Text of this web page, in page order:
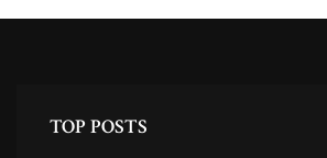
TOP POSTS